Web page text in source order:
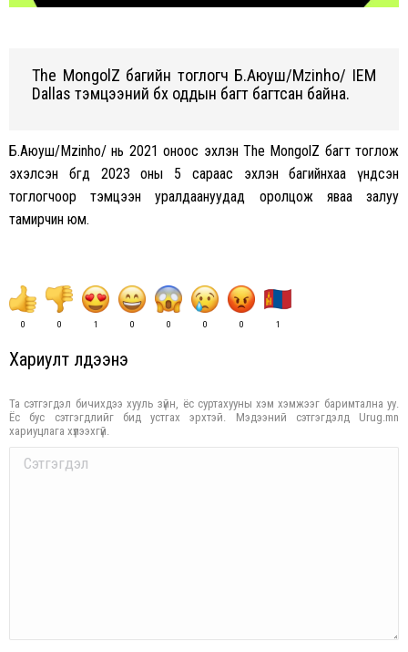
The MongolZ багийн тоглогч Б.Аюуш/Mzinho/ IEM
Dallas тэмцээний бүх оддын багт багтсан байна.
Б.Аюуш/Mzinho/ нь 2021 оноос эхлэн The MongolZ багт тоглож
эхэлсэн бөгөөд 2023 оны 5 сараас эхлэн багийнхаа үндсэн
тоглогчоор тэмцээн уралдаануудад оролцож яваа залуу
тамирчин юм.
0 0 1 0 0 0 0 1
Хариулт үлдээнэ үү
Та сэтгэгдэл бичихдээ хууль зүйн, ёс суртахууны хэм хэмжээг баримтална уу.
Ёс бус сэтгэгдлийг бид устгах эрхтэй. Мэдээний сэтгэгдэлд Urug.mn
хариуцлага хүлээхгүй.
Comment